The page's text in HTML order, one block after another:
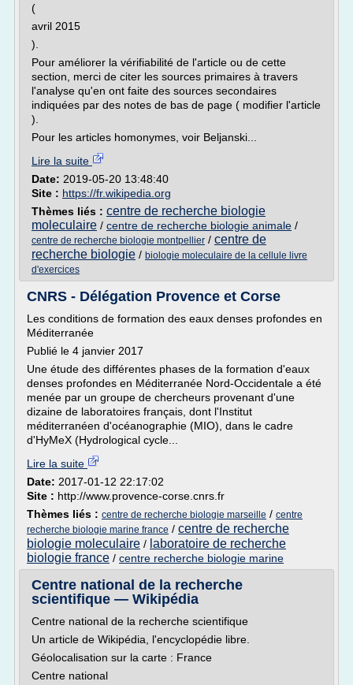
(
avril 2015
).
Pour améliorer la vérifiabilité de l'article ou de cette
section, merci de citer les sources primaires à travers
l'analyse qu'en ont faite des sources secondaires
indiquées par des notes de bas de page ( modifier l'article
).
Pour les articles homonymes, voir Beljanski...
Lire la suite
Date: 2019-05-20 13:48:40
Site : https://fr.wikipedia.org
Thèmes liés : centre de recherche biologie
moleculaire / centre de recherche biologie animale /
centre de recherche biologie montpellier / centre de
recherche biologie / biologie moleculaire de la cellule livre
d'exercices
CNRS - Délégation Provence et Corse
Les conditions de formation des eaux denses profondes en
Méditerranée
Publié le 4 janvier 2017
Une étude des différentes phases de la formation d'eaux
denses profondes en Méditerranée Nord-Occidentale a été
menée par un groupe de chercheurs provenant d'une
dizaine de laboratoires français, dont l'Institut
méditerranéen d'océanographie (MIO), dans le cadre
d'HyMeX (Hydrological cycle...
Lire la suite
Date: 2017-01-12 22:17:02
Site : http://www.provence-corse.cnrs.fr
Thèmes liés : centre de recherche biologie marseille / centre
recherche biologie marine france / centre de recherche
biologie moleculaire / laboratoire de recherche
biologie france / centre recherche biologie marine
Centre national de la recherche
scientifique — Wikipédia
Centre national de la recherche scientifique
Un article de Wikipédia, l'encyclopédie libre.
Géolocalisation sur la carte : France
Centre national